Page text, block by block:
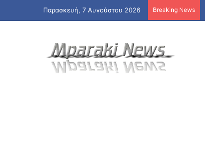
Παρασκευή, 7 Αυγούστου 2026 Breaking News